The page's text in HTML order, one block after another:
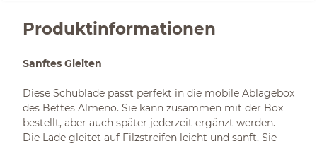
Produktinformationen
Sanftes Gleiten
Diese Schublade passt perfekt in die mobile Ablagebox
des Bettes Almeno. Sie kann zusammen mit der Box
bestellt, aber auch später jederzeit ergänzt werden.
Die Lade gleitet auf Filzstreifen leicht und sanft. Sie